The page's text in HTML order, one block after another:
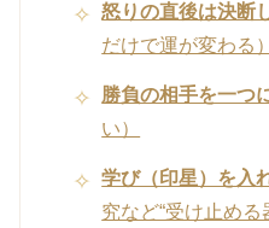
怒りの直後は決断
だけで運が変わる）
勝負の相手を一つ
い）
学び（印星）を入
究など“受け止める